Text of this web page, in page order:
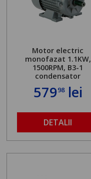
Motor electric
monofazat 1.1KW,
1500RPM, B3-1
condensator
57998lei
DETALII